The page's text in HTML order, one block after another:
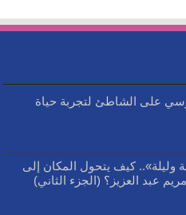
على الشاطئ لتجربة حياة
وليلة».. كيف يتحول المكان إلى
عبد العزيز؟ (الجزء الثاني)